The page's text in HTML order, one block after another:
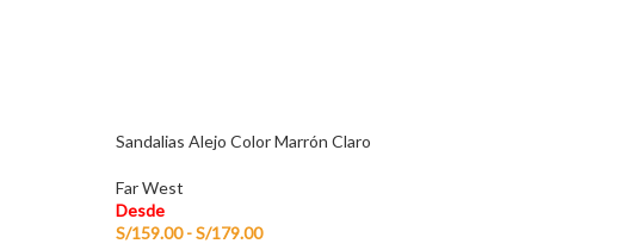
Sandalias Alejo Color Marrón Claro
Far West
Desde
S/159.00 -S/179.00